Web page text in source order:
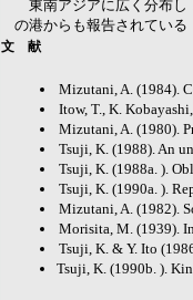
東南アジアに広く分布し
の港からも報告されている
文 献
Mizutani, A. (1984).
Itow, T., K.
Mizutani, A. (1980).
Tsuji, K. (1988). An
Tsuji, K. (1988a. ).
Tsuji, K. (1990a. ).
Mizutani, A. (1982).
Morisita, M. (1939).
Tsuji, K. & Y. Ito
Tsuji, K. (1990b. ).